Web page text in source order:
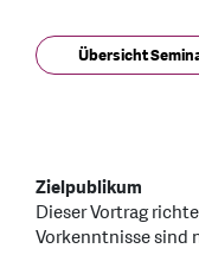
Übersicht
Zielpublikum
Dieser Vortrag
Vorkenntnisse sind